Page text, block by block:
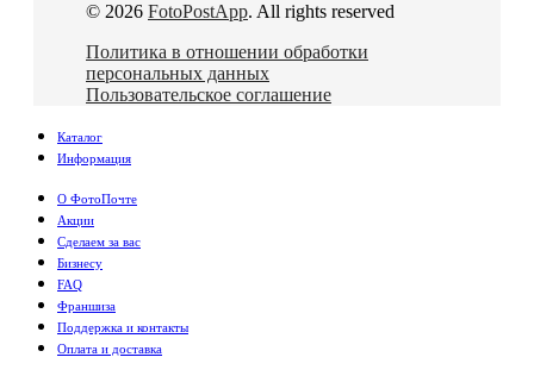
© 2026 FotoPostApp. All rights reserved
Политика в отношении обработки
персональных данных
Пользовательское соглашение
Каталог
Информация
О ФотоПочте
Акции
Сделаем за вас
Бизнесу
FAQ
Франшиза
Поддержка и контакты
Оплата и доставка